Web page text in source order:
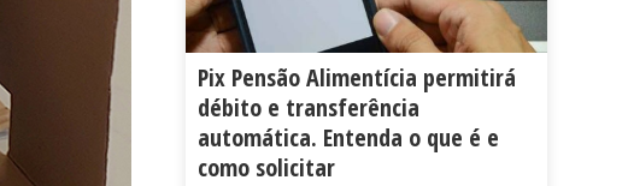
Pix Pensão Alimentícia permitirá
débito e transferência
automática. Entenda o que é e
como solicitar